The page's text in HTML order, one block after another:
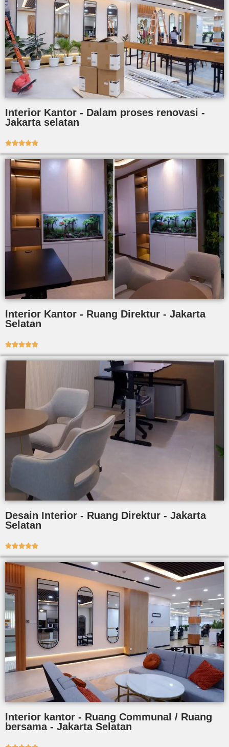
Interior Kantor - Dalam proses renovasi -
Jakarta selatan

Interior Kantor - Ruang Direktur - Jakarta
Selatan

Desain Interior - Ruang Direktur - Jakarta
Selatan

Interior kantor - Ruang Communal / Ruang
bersama - Jakarta Selatan